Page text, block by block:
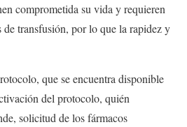
comprometida su vida y requieren
de transfusión, por lo que la rapidez y
que se encuentra disponible
del protocolo, quién
solicitud de los fármacos